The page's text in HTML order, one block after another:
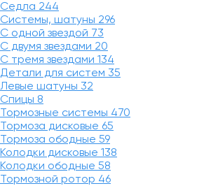
Седла 244
Системы, шатуны 296
С одной звездой 73
С двумя звездами 20
С тремя звездами 134
Детали для систем 35
Левые шатуны 32
Спицы 8
Тормозные системы 470
Тормоза дисковые 65
Тормоза ободные 59
Колодки дисковые 138
Колодки ободные 58
Тормозной ротор 46